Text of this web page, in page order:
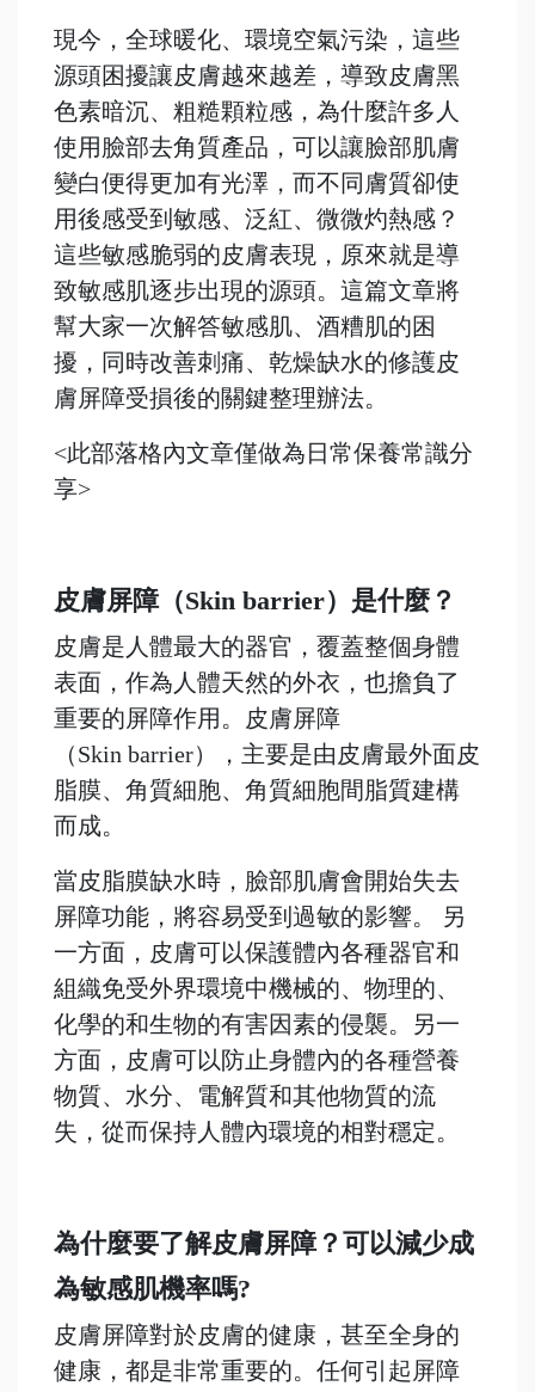
現今，全球暖化、環境空氣污染，這些
源頭困擾讓皮膚越來越差，導致皮膚黑
色素暗沉、粗糙顆粒感，為什麼許多人
使用臉部去角質產品，可以讓臉部肌膚
變白便得更加有光澤，而不同膚質卻使
用後感受到敏感、泛紅、微微灼熱感？
這些敏感脆弱的皮膚表現，原來就是導
致敏感肌逐步出現的源頭。這篇文章將
幫大家一次解答敏感肌、酒糟肌的困
擾，同時改善刺痛、乾燥缺水的修護皮
膚屏障受損後的關鍵整理辦法。
<此部落格內文章僅做為日常保養常識分
享>
皮膚屏障（Skin barrier）是什麼？
皮膚是人體最大的器官，覆蓋整個身體
表面，作為人體天然的外衣，也擔負了
重要的屏障作用。皮膚屏障
（Skin barrier），主要是由皮膚最外面皮
脂膜、角質細胞、角質細胞間脂質建構
而成。
當皮脂膜缺水時，臉部肌膚會開始失去
屏障功能，將容易受到過敏的影響。 另
一方面，皮膚可以保護體內各種器官和
組織免受外界環境中機械的、物理的、
化學的和生物的有害因素的侵襲。另一
方面，皮膚可以防止身體內的各種營養
物質、水分、電解質和其他物質的流
失，從而保持人體內環境的相對穩定。
為什麼要了解皮膚屏障？可以減少成
為敏感肌機率嗎?
皮膚屏障對於皮膚的健康，甚至全身的
健康，都是非常重要的。任何引起屏障